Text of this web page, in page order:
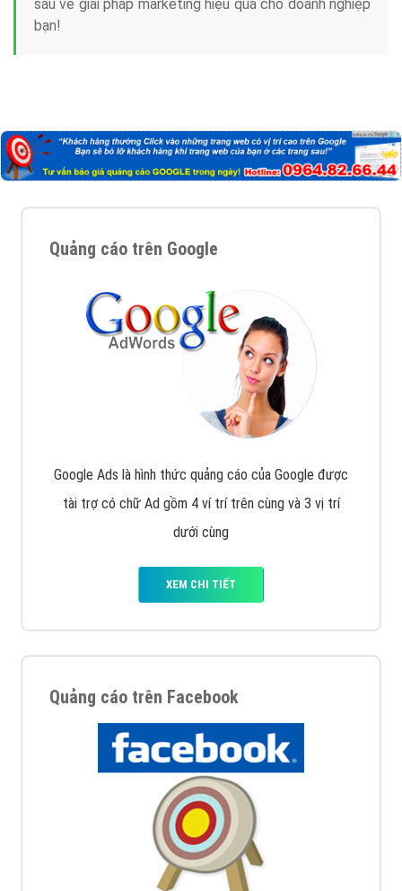
sâu về giải pháp marketing hiệu quả cho doanh nghiệp
bạn!
Quảng cáo trên Google
Google Ads là hình thức quảng cáo của Google được
tài trợ có chữ Ad gồm 4 ví trí trên cùng và 3 vị trí
dưới cùng
XEM CHI TIẾT
Quảng cáo trên Facebook